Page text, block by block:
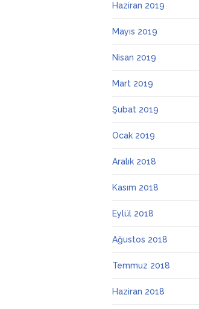
Haziran 2019
Mayıs 2019
Nisan 2019
Mart 2019
Şubat 2019
Ocak 2019
Aralık 2018
Kasım 2018
Eylül 2018
Ağustos 2018
Temmuz 2018
Haziran 2018